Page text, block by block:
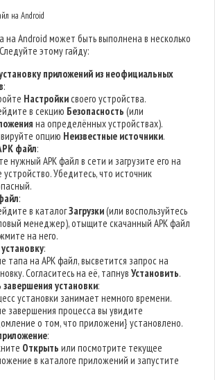
на Android
на Android может быть выполнена в несколько
этому гайду:
приложений из неофициальных
:
Настройкисвоего устройства.
в секцию Безопасность (или
на определённых устройствах).
опцию Неизвестные источники.
файл:
нужный APK файл в сети и загрузите его на
устройство. Убедитесь, что источник
:
в каталогЗагрузки(или воспользуйтесь
менеджер), отыщите скачанный APK файл
на него.
:
тапа на APK файл, высветится запрос на
Согласитесь на её, тапнувУстановить.
установки:
установки занимает немного времени.
завершения процесса вы увидите
о том, что приложени} установлено.
:
Открыть или посмотрите текущее
в каталоге приложений и запустите